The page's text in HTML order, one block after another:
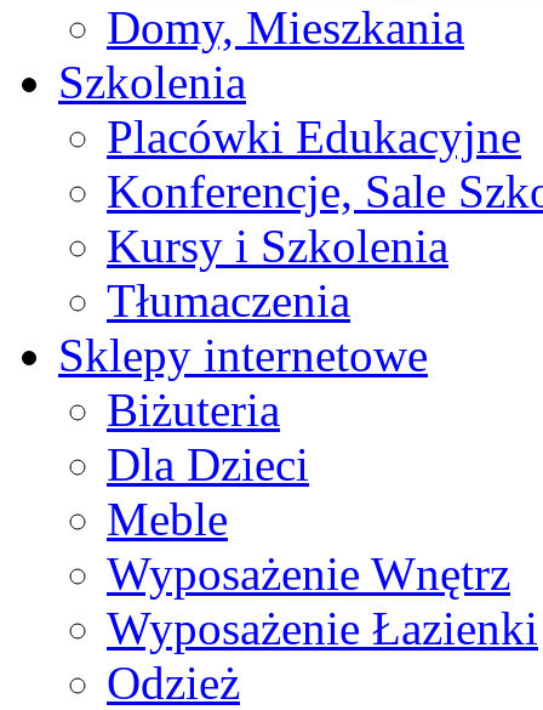
Domy, Mieszkania
Szkolenia
Placówki Edukacyjne
Konferencje, Sale
Kursy i Szkolenia
Tłumaczenia
Sklepy internetowe
Biżuteria
Dla Dzieci
Meble
Wyposażenie Wnętrz
Wyposażenie Łazienki
Odzież